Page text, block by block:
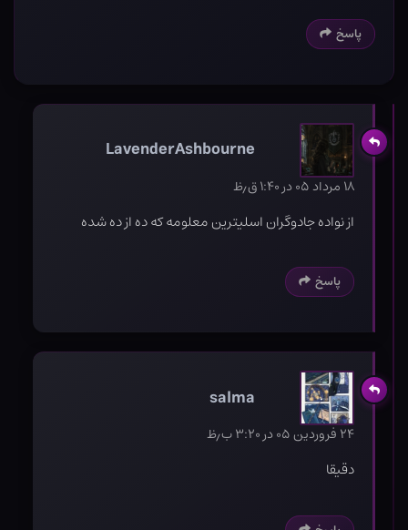
پاسخ
LavenderAshbourne
۱۸ مرداد ۰۵ در ۱:۴۰ ق٫ظ
از نواده جادوگران اسلیترین معلومه که ده از ده شده
پاسخ
salma
۲۴ فروردین ۰۵ در ۳:۲۰ ب٫ظ
دقیقا